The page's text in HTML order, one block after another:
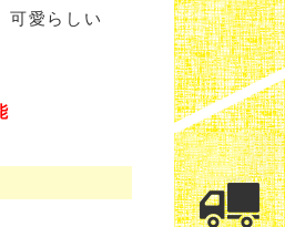
可愛らしい